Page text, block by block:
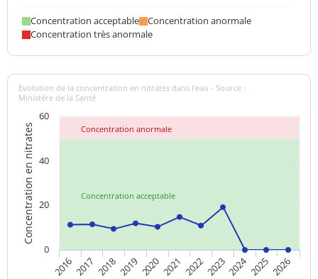
Concentration acceptable
Concentration anormale
Concentration très anormale
Concentration acceptable
Concentration anormale
Concentration en nitrates
Evolution de la concentration en nitrates dans l'eau - Source :
Ministère de la Santé
20162017 2018201920202021 20222023202420252026
0
20
40
60